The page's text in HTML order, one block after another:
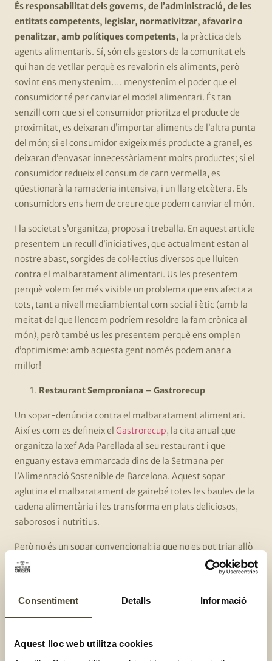
Consentiment Detalls Informació
Aquest lloc web utilitza cookies
És responsabilitat dels governs, de l’administració, de les
entitats competents, legislar, normativitzar, afavorir o
penalitzar, amb polítiques competents, la pràctica dels
agents alimentaris. Sí, són els gestors de la comunitat els
qui han de vetllar perquè es revalorin els aliments, però
sovint ens menystenim…. menystenim el poder que el
consumidor té per canviar el model alimentari. És tan
senzill com que si el consumidor prioritza el producte de
proximitat, es deixaran d’importar aliments de l’altra punta
del món; si el consumidor exigeix més producte a granel, es
deixaran d’envasar innecessàriament molts productes; si el
consumidor redueix el consum de carn vermella, es
qüestionarà la ramaderia intensiva, i un llarg etcètera. Els
consumidors ens hem de creure que podem canviar el món.
I la societat s’organitza, proposa i treballa. En aquest article
presentem un recull d’iniciatives, que actualment estan al
nostre abast, sorgides de col·lectius diversos que lluiten
contra el malbaratament alimentari. Us les presentem
perquè volem fer més visible un problema que ens afecta a
tots, tant a nivell mediambiental com social i ètic (amb la
meitat del que llencem podríem resoldre la fam crònica al
món), però també us les presentem perquè ens omplen
d’optimisme: amb aquesta gent només podem anar a
millor!
Restaurant Semproniana – Gastrorecup
Un sopar-denúncia contra el malbaratament alimentari.
Així es com es defineix el Gastrorecup, la cita anual que
organitza la xef Ada Parellada al seu restaurant i que
enguany estava emmarcada dins de la Setmana per
l’Alimentació Sostenible de Barcelona. Aquest sopar
aglutina el malbaratament de gairebé totes les baules de la
cadena alimentària i les transforma en plats deliciosos,
saborosos i nutritius.
Però no és un sopar convencional: ja que no es pot triar allò
que es llença, en el sopar no es pot triar el que es menja. I en
aquesta edició passada, celebrada l’octubre del 2021 a més,
se’ls va servir sopar, ja que aleatòriament els va tocar
accedir a una alimentació digna i justa.